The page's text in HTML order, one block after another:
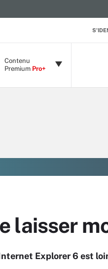
Contenu
Premium Pro+
laisser
Explorer 6 est